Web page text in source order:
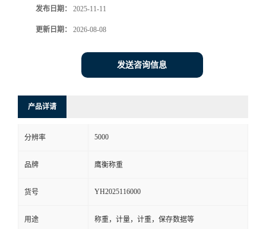
发布日期： 2025-11-11
更新日期： 2026-08-08
发送咨询信息
产品详请
分辨率 5000
品牌 鹰衡称重
货号 YH2025116000
用途 称重，计量，计重，保存数据等